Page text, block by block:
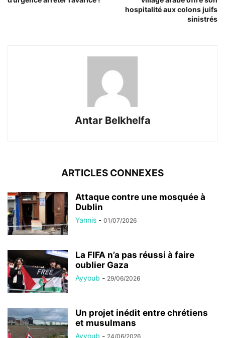
hospitalité aux colons juifs
sinistrés
Antar Belkhelfa
ARTICLES CONNEXES
Attaque contre une mosquée à
Dublin
Yannis - 01/07/2026
La FIFA n’a pas réussi à faire
oublier Gaza
Ayyoub - 29/06/2026
Un projet inédit entre chrétiens
et musulmans
Ayyoub - 24/06/2026